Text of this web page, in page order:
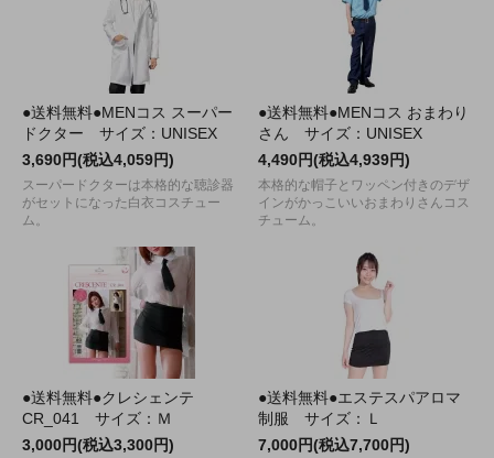
●送料無料●MENコス スーパー
ドクター サイズ：UNISEX
3,690円(税込4,059円)
スーパードクターは本格的な聴診器
がセットになった白衣コスチュー
ム。
●送料無料●MENコス おまわり
さん サイズ：UNISEX
4,490円(税込4,939円)
本格的な帽子とワッペン付きのデザ
インがかっこいいおまわりさんコス
チューム。
●送料無料●クレシェンテ
CR_041 サイズ：Ｍ
3,000円(税込3,300円)
●送料無料●エステスパアロマ
制服 サイズ：Ｌ
7,000円(税込7,700円)